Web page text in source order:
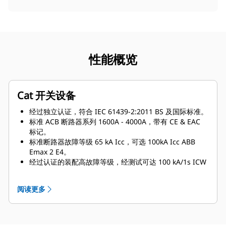
性能概览
Cat 开关设备
经过独立认证，符合 IEC 61439-2:2011 BS 及国际标准。
标准 ACB 断路器系列 1600A - 4000A，带有 CE & EAC
标记。
标准断路器故障等级 65 kA Icc，可选 100kA Icc ABB
Emax 2 E4。
经过认证的装配高故障等级，经测试可达 100 kA/1s ICW
占地面积更小，与发电机包装设计相匹配。
创新的电缆路径管理。
阅读更多